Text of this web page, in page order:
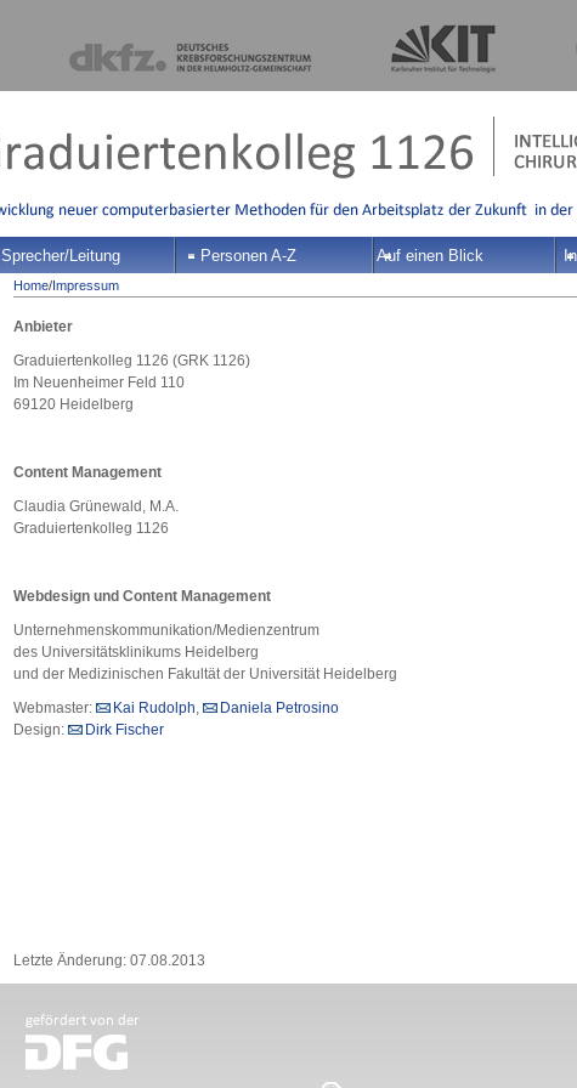
Sprecher/Leitung Personen A-Z Auf einen Blick
Home/Impressum
Anbieter
Graduiertenkolleg 1126 (GRK 1126)
Im Neuenheimer Feld 110
69120 Heidelberg
Content Management
Claudia Grünewald, M.A.
Graduiertenkolleg 1126
Webdesign und Content Management
Unternehmenskommunikation/Medienzentrum
des Universitätsklinikums Heidelberg
und der Medizinischen Fakultät der Universität Heidelberg
Webmaster:
Kai Rudolph,
Daniela Petrosino
Design:
Dirk Fischer
Letzte Änderung: 07.08.2013